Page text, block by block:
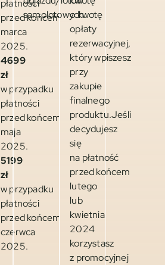
płatności
przed końcem
marca
2025.
4699
zł
w przypadku
płatności
przed końcem
maja
2025.
5199
zł
w przypadku
płatności
przed końcem
czerwca
2025.
samolotowych.o kwotę
opłaty
rezerwacyjnej,
który wpiszesz
przy
zakupie
finalnego
produktu.Jeśli
decydujesz
się
na płatność
przed końcem
lutego
lub
kwietnia
2024
korzystasz
z promocyjnej